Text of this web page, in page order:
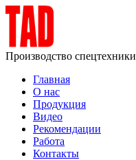
Производство спецтехники
Главная
О нас
Продукция
Видео
Рекомендации
Работа
Контакты